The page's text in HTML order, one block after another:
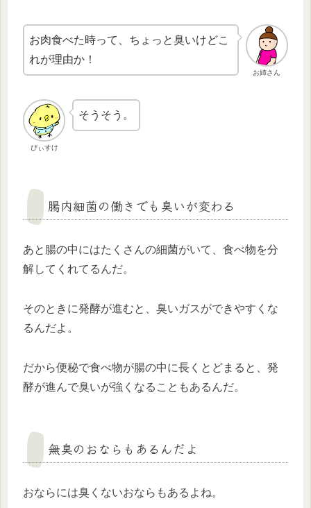
お姉さん
お肉食べた時って、ちょっと臭いけどこ
れが理由か！
ぴぃすけ
そうそう。
腸内細菌の働きでも臭いが変わる
あと腸の中にはたくさんの細菌がいて、食べ物を分
解してくれてるんだ。
そのときに発酵が進むと、臭いガスができやすくな
るんだよ。
だから便秘で食べ物が腸の中に長くとどまると、発
酵が進んで臭いが強くなることもあるんだ。
無臭のおならもあるんだよ
おならには臭くないおならもあるよね。